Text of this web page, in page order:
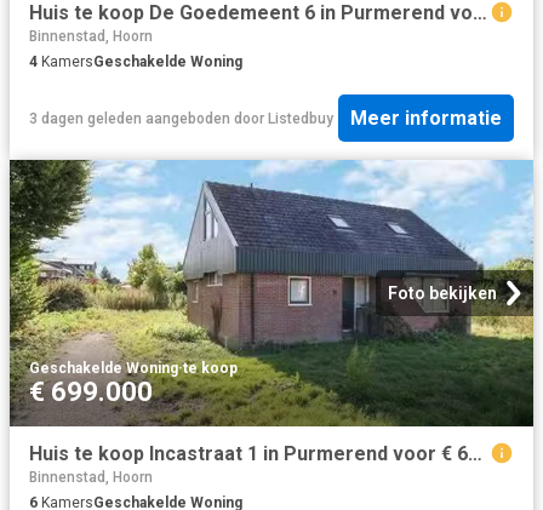
Huis te koop De Goedemeent 6 in Purmerend voor € 750.000
Binnenstad, Hoorn
4 KamersGeschakelde Woning
3 dagen geleden aangeboden door Listedbuy Meer informatie
Foto bekijken
Geschakelde Woning·te koop
€ 699.000
Huis te koop Incastraat 1 in Purmerend voor € 699.000
Binnenstad, Hoorn
6 KamersGeschakelde Woning